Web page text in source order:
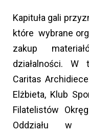
Kapituła gali
które wybrane
zakup
działalności.
Caritas
Elżbieta, Klub
Filatelistów
Oddziału w